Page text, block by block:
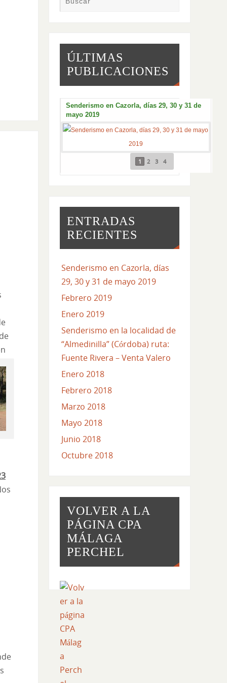
ÚLTIMAS
PUBLICACIONES
Febrero 2019
1 2 3 4
ENTRADAS
RECIENTES
Senderismo en Cazorla, días
29, 30 y 31 de mayo 2019
Febrero 2019
Enero 2019
Senderismo en la localidad de
“Almedinilla” (Córdoba) ruta:
Fuente Rivera – Venta Valero
Enero 2018
Febrero 2018
Marzo 2018
Mayo 2018
Junio 2018
Octubre 2018
VOLVER A LA
PÁGINA CPA
MÁLAGA
PERCHEL